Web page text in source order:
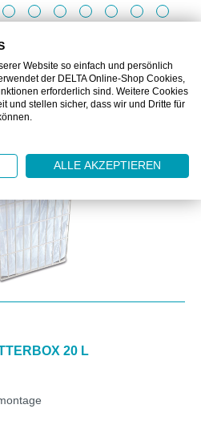
zum Produkt
20 L
Website so einfach und persönlich
der DELTA Online-Shop Cookies,
erforderlich sind. Weitere Cookies
und stellen sicher, dass wir und Dritte für
ALLE AKZEPTIEREN